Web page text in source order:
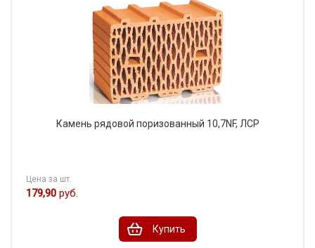
Камень рядовой поризованный 10,7NF, ЛСР
Цена за шт.
179,90 руб.
Купить